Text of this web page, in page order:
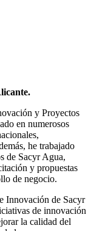
y Proyectos
en numerosos
he trabajado
de Sacyr Agua,
y propuestas
de negocio.
Innovación de Sacyr
de innovación
la calidad del